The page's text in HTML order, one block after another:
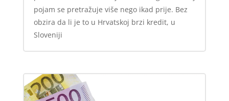
pojam se pretražuje više nego ikad prije. Bez
obzira da li je to u Hrvatskoj brzi kredit, u
Sloveniji